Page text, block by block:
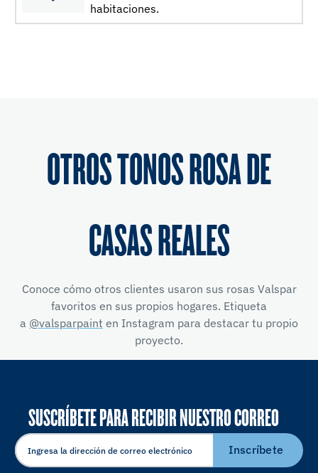
habitaciones.
OTROS TONOS ROSA DE
CASAS REALES
Conoce cómo otros clientes usaron sus rosas Valspar
favoritos en sus propios hogares. Etiqueta
a @valsparpaint en Instagram para destacar tu propio
proyecto.
SUSCRÍBETE PARA RECIBIR NUESTRO CORREO
ELECTRÓNICO
Inscríbete